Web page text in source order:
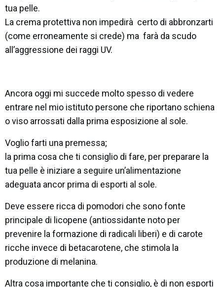
tua pelle.
La crema protettiva non impedirà certo di abbronzarti
(come erroneamente si crede) ma farà da scudo
all’aggressione dei raggi UV.
Ancora oggi mi succede molto spesso di vedere
entrare nel mio istituto persone che riportano schiena
o viso arrossati dalla prima esposizione al sole.
Voglio farti una premessa;
la prima cosa che ti consiglio di fare, per preparare la
tua pelle è iniziare a seguire un’alimentazione
adeguata ancor prima di esporti al sole.
Deve essere ricca di pomodori che sono fonte
principale di licopene (antiossidante noto per
prevenire la formazione di radicali liberi) e di carote
ricche invece di betacarotene, che stimola la
produzione di melanina.
Altra cosa importante che ti consiglio, è di non esporti